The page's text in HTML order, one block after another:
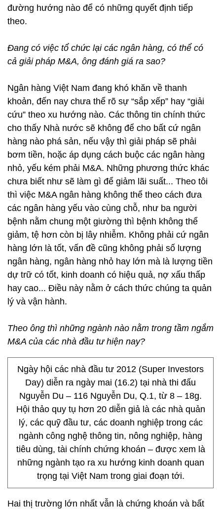
đường hướng nào để có những quyết định tiếp
theo.
Đang có việc tổ chức lại các ngân hàng, có thể có
cả giải pháp M&A, ông đánh giá ra sao?
Ngân hàng Việt Nam đang khó khăn về thanh
khoản, đến nay chưa thể rõ sự “sắp xếp” hay “giải
cứu” theo xu hướng nào. Các thông tin chính thức
cho thấy Nhà nước sẽ không để cho bất cứ ngân
hàng nào phá sản, nếu vậy thì giải pháp sẽ phải
bơm tiền, hoặc áp dụng cách buộc các ngân hàng
nhỏ, yếu kém phải M&A. Những phương thức khác
chưa biết như sẽ làm gì để giảm lãi suất... Theo tôi
thì việc M&A ngân hàng không thể theo cách đưa
các ngân hàng yếu vào cùng chỗ, như ba người
bệnh nằm chung một giường thì bệnh không thể
giảm, tệ hơn còn bị lây nhiễm. Không phải cứ ngân
hàng lớn là tốt, vấn đề cũng không phải số lượng
ngân hàng, ngân hàng nhỏ hay lớn mà là lượng tiền
dự trữ có tốt, kinh doanh có hiệu quả, nợ xấu thấp
hay cao... Điều này nằm ở cách thức chúng ta quản
lý và vận hành.
Theo ông thì những ngành nào nằm trong tầm ngắm
M&A của các nhà đầu tư hiện nay?
Ngày hội các nhà đầu tư 2012 (Super Investors
Day) diễn ra ngày mai (16.2) tại nhà thi đấu
Nguyễn Du – 116 Nguyễn Du, Q.1, từ 8 – 18g.
Hội thảo quy tụ hơn 20 diễn giả là các nhà quản
lý, các quỹ đầu tư, các doanh nghiệp trong các
ngành công nghệ thông tin, nông nghiệp, hàng
tiêu dùng, tài chính chứng khoán – được xem là
những ngành tạo ra xu hướng kinh doanh quan
trọng tại Việt Nam trong giai đoạn tới.
Hai thị trường lớn nhất vẫn là chứng khoán và bất